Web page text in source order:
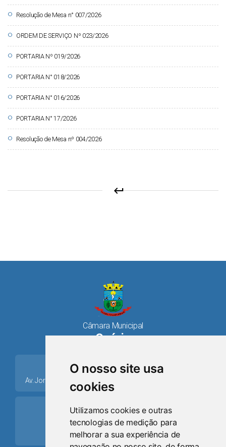
O nosso site usa
cookies
Utilizamos cookies e outras
tecnologias de medição para
melhorar a sua experiência de
circle Resolução de Mesa n° 007/2026
circle ORDEM DE SERVIÇO Nº 023/2026
circle PORTARIA Nº 019/2026
circle PORTARIA N° 018/2026
circle PORTARIA N° 016/2026
circle PORTARIA N° 17/2026
circle Resolução de Mesa nº 004/2026
keyboard_return
Câmara Municipal
Osório
place
Av. Jorge Dariva, 1211, Centro CEP: 95520.000 - Osório/RS
ring_volume
Telefone
(51) 9 8024-0884